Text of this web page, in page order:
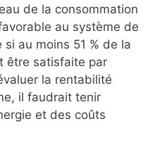
de la consommation
au système de
au moins 51 % de la
être satisfaite par
la rentabilité
il faudrait tenir
et des coûts